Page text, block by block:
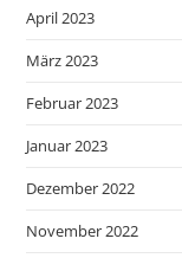
April 2023
März 2023
Februar 2023
Januar 2023
Dezember 2022
November 2022